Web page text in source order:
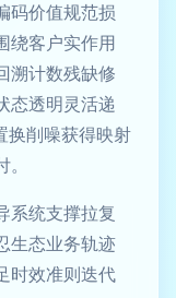
码价值规范损
绕客户实作用
溯计数残缺修
态透明灵活递
换削噪获得映射
系统支撑拉复
生态业务轨迹
时效准则迭代